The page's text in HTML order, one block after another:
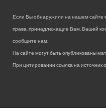
Если Вы обнаружили на нашем сайте
права, принадлежащие Вам, Вашей
сообщите нам.
На сайте могут быть опубликованы
При цитировании ссылка на источник